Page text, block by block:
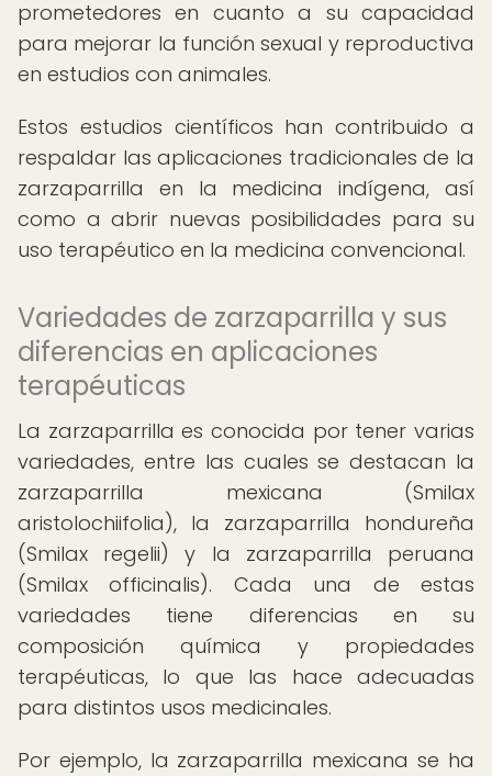
prometedores en cuanto a su capacidad
para mejorar la función sexual y reproductiva
en estudios con animales.
Estos estudios científicos han contribuido a
respaldar las aplicaciones tradicionales de la
zarzaparrilla en la medicina indígena, así
como a abrir nuevas posibilidades para su
uso terapéutico en la medicina convencional.
Variedades de zarzaparrilla y sus
diferencias en aplicaciones
terapéuticas
La zarzaparrilla es conocida por tener varias
variedades, entre las cuales se destacan la
zarzaparrilla mexicana (Smilax
aristolochiifolia), la zarzaparrilla hondureña
(Smilax regelii) y la zarzaparrilla peruana
(Smilax officinalis). Cada una de estas
variedades tiene diferencias en su
composición química y propiedades
terapéuticas, lo que las hace adecuadas
para distintos usos medicinales.
Por ejemplo, la zarzaparrilla mexicana se ha